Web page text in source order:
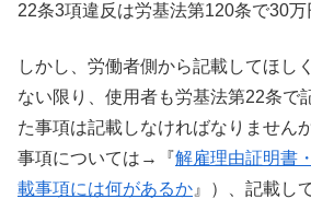
22条3項違反は労基法第120条で30万
しかし、労働者側から記載してほし
ない限り、使用者も労基法第22条で
た事項は記載しなければなりません
事項については→『解雇理由証明書
載事項には何があるか 』）、記載し